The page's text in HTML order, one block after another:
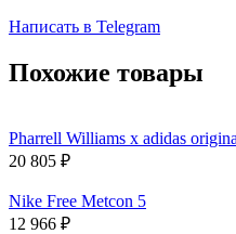
Написать в Telegram
Похожие товары
Pharrell Williams x adidas
20 805 ₽
Nike Free Metcon 5
12 966 ₽